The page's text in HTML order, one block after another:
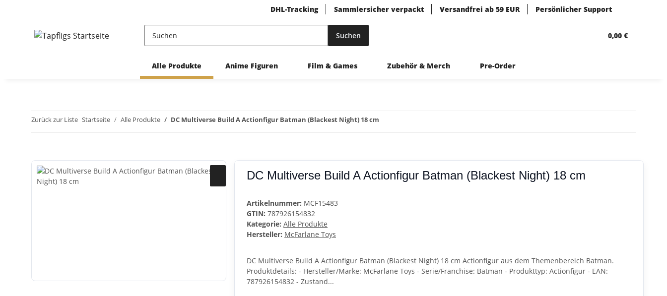
DHL-Tracking Sammlersicher verpackt Versandfrei ab 59 EUR Persönlicher Support
Suchen 0,00 €
Alle Produkte Anime Figuren Film & Games Zubehör & Merch Pre-Order
Zurück zur Liste Startseite Alle Produkte DC Multiverse Build A Actionfigur Batman (Blackest Night) 18 cm
DC Multiverse Build A Actionfigur Batman (Blackest Night) 18 cm
Artikelnummer: MCF15483
GTIN: 787926154832
Kategorie: Alle Produkte
Hersteller: McFarlane Toys
DC Multiverse Build A Actionfigur Batman (Blackest Night) 18 cm Actionfigur aus dem Themenbereich Batman.
Produktdetails: - Hersteller/Marke: McFarlane Toys - Serie/Franchise: Batman - Produkttyp: Actionfigur - EAN:
787926154832 - Zustand...